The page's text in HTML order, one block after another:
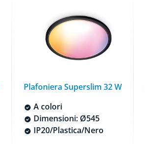
Plafoniera Superslim 32 W
A colori
Dimensioni: Ø545
IP20/Plastica/Nero